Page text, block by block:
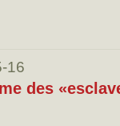
16
des